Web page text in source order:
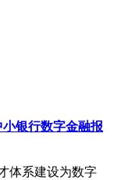
小银行数字金融报
体系建设为数字